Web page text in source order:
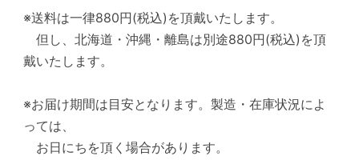
※送料は一律880円(税込)を頂戴いたします。
但し、北海道・沖縄・離島は別途880円(税込)を頂
戴いたします。
※お届け期間は目安となります。製造・在庫状況によ
っては、
お日にちを頂く場合があります。